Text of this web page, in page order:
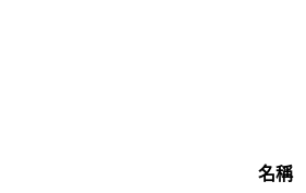
名稱